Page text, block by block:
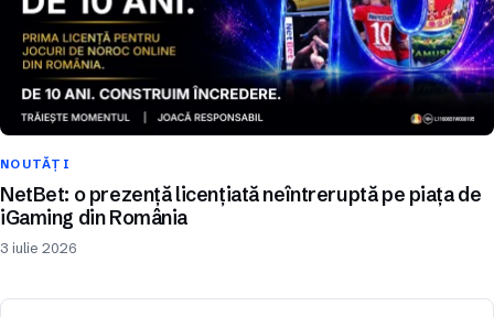
NOUTĂȚI
NetBet: o prezență licențiată neîntreruptă pe piața de
iGaming din România
3 iulie 2026